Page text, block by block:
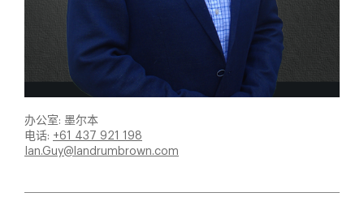
办公室: 墨尔本
电话: +61 437 921 198
Ian.Guy@landrumbrown.com